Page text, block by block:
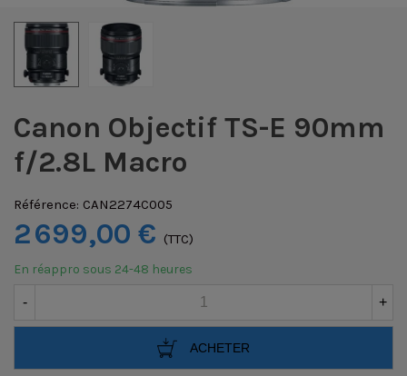
Canon Objectif TS-E 90mm
f/2.8L Macro
Référence: CAN2274C005
2 699,00 € (TTC)
En réappro sous 24-48 heures
- +
ACHETER